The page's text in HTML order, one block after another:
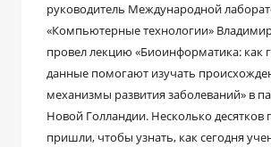
руководитель Международной
«Компьютерные технологии»
провел лекцию «Биоинформатика: как
данные помогают изучать
механизмы развития заболеваний» в
Новой Голландии. Несколько десятков
пришли, чтобы узнать, как сегодня